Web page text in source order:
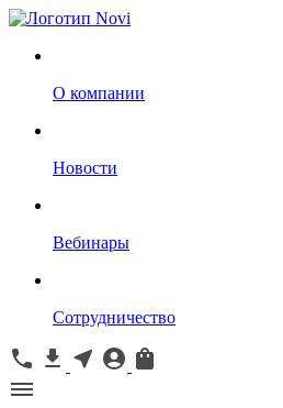
О компании
Новости
Вебинары
Сотрудничество